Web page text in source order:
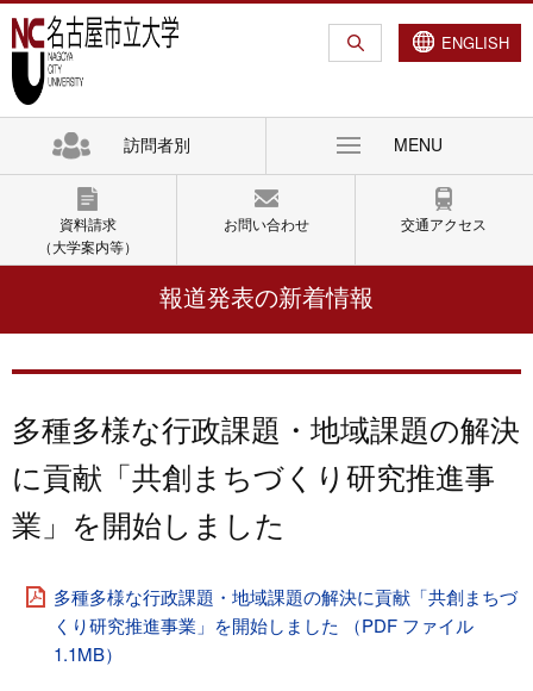
グ
ロ
バ
シ
ン
本
文
ロ
ー
ル
ョ
へ
フ
ッ
ー
ENGLISH
訪問者別 MENU
資料請求
（大学案内等）
お問い合わせ 交通アクセス
報道発表の新着情報
多種多様な行政課題・地域課題の解決
に貢献「共創まちづくり研究推進事
業」を開始しました
多種多様な行政課題・地域課題の解決に貢献「共創まちづ
くり研究推進事業」を開始しました （PDF ファイル
1.1MB）